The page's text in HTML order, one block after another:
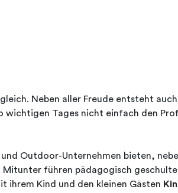
Neben aller Freude entsteht
Tages nicht einfach den
Outdoor-Unternehmen bieten,
führen pädagogisch
ihrem Kind und den kleinen Gästen